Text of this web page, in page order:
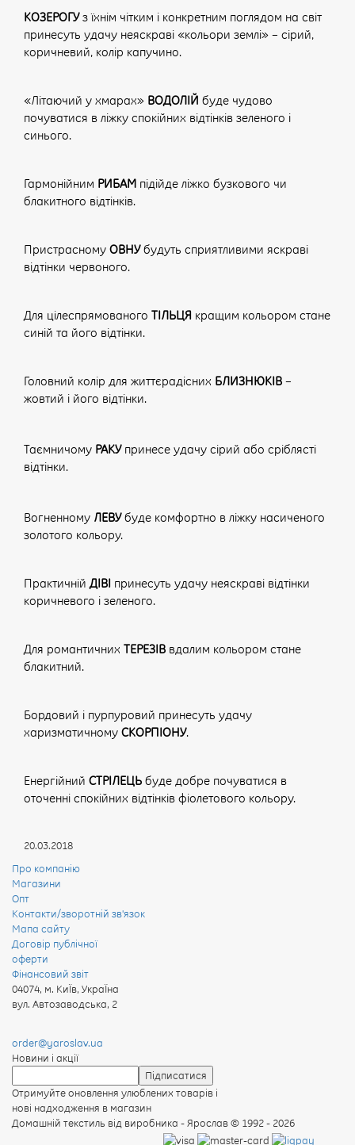
КОЗЕРОГУз їхнім чітким і конкретним поглядом на світ
принесуть удачу неяскраві «кольори землі» – сірий,
коричневий, колір капучино.
«Літаючий у хмарах» ВОДОЛІЙ буде чудово
почуватися в ліжку спокійних відтінків зеленого і
синього.
Гармонійним РИБАМ підійде ліжко бузкового чи
блакитного відтінків.
Пристрасному ОВНУбудуть сприятливими яскраві
відтінки червоного.
Для цілеспрямованого ТІЛЬЦЯ кращим кольором стане
синій та його відтінки.
Головний колір для життєрадісних БЛИЗНЮКІВ –
жовтий і його відтінки.
Таємничому РАКУ принесе удачу сірий або сріблясті
відтінки.
Вогненному ЛЕВУбуде комфортно в ліжку насиченого
золотого кольору.
ПрактичнійДІВІ принесуть удачу неяскраві відтінки
коричневого і зеленого.
Для романтичних ТЕРЕЗІВ вдалим кольором стане
блакитний.
Бордовий і пурпуровий принесуть удачу
харизматичному СКОРПІОНУ.
Енергійний СТРІЛЕЦЬ буде добре почуватися в
оточенні спокійних відтінків фіолетового кольору.
20.03.2018
Про компанію
Магазини
Опт
Контакти/зворотній зв'язок
Мапа сайту
Договір публічної
оферти
Фінансовий звіт
04074, м. КиЇв, УкраЇна
вул. Автозаводська, 2
order@yaroslav.ua
Новини і акції
Отримуйте оновлення улюблених товарів і
нові надходження в магазин
Домашній текстиль від виробника - Ярослав© 1992 - 2026